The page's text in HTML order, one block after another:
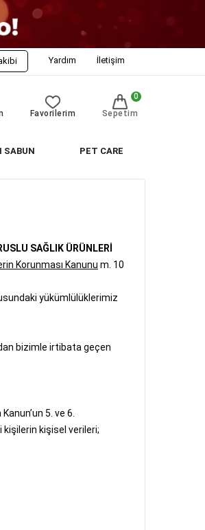
Yardım İletişim
Favorilerim Sepetim
0
SABUN PET CARE
SAĞLIK ÜRÜNLERİ
Korunması Kanunu m. 10
yükümlülüklerimiz
bizimle irtibata geçen
5. ve 6.
kişilerin kişisel verileri;